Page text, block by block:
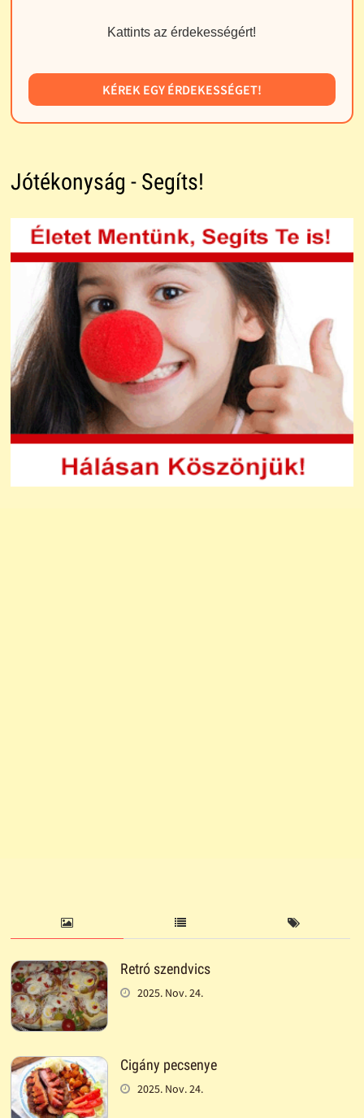
Kattints az érdekességért!
KÉREK EGY ÉRDEKESSÉGET!
Jótékonyság - Segíts!
Retró szendvics
2025. Nov. 24.
Cigány pecsenye
2025. Nov. 24.